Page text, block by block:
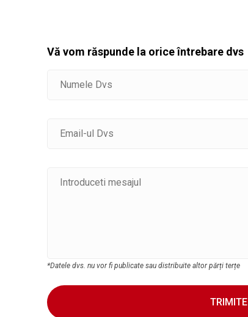
Vă vom răspunde la orice întrebare dvs
*Datele dvs. nu vor fi publicate sau distribuite altor părți terțe
TRIMITE